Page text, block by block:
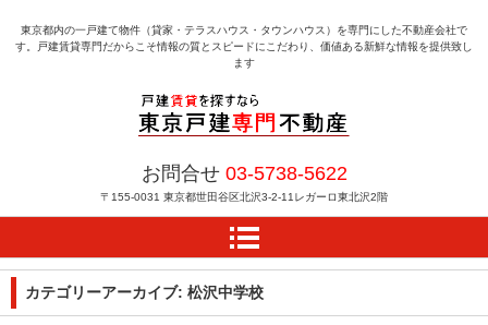
戸建賃貸を探すなら東京
戸建専門不動産
東京都内の一戸建て物件（貸家・テラスハウス・タウンハウス）を専門にした不動産会社で
す。戸建賃貸専門だからこそ情報の質とスピードにこだわり、価値ある新鮮な情報を提供致し
ます
お問合せ 03-5738-5622
〒155-0031 東京都世田谷区北沢3-2-11レガーロ東北沢2階
カテゴリーアーカイブ: 松沢中学校